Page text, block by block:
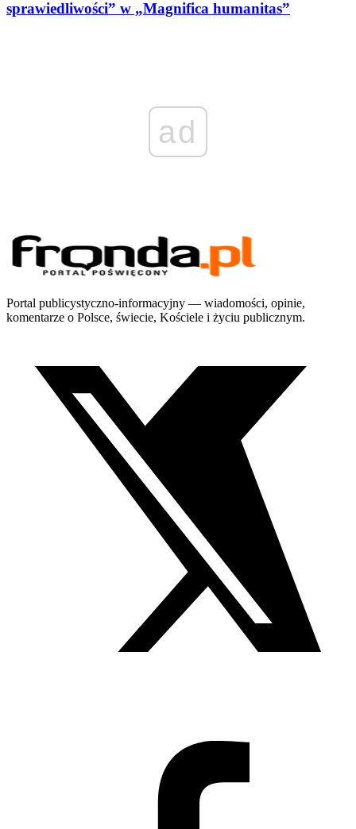
sprawiedliwości” w „Magnifica humanitas”
ad
Portal publicystyczno-informacyjny — wiadomości, opinie,
komentarze o Polsce, świecie, Kościele i życiu publicznym.